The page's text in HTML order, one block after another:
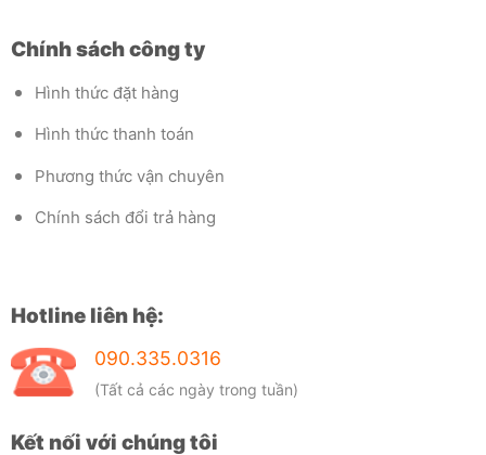
Chính sách công ty
Hình thức đặt hàng
Hình thức thanh toán
Phương thức vận chuyên
Chính sách đổi trả hàng
Hotline liên hệ:
090.335.0316
(Tất cả các ngày trong tuần)
Kết nối với chúng tôi